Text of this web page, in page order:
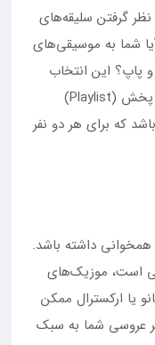
گرفتن سلیقه‌های
شما به موسیقی‌های
پاپ؟ این انتخاب
می‌تواند به شما کمک کند تا یک لیست پخش (Playlist)
که برای هر دو نفر
داشته باشد.
است، موزیک‌های
یا ارکسترال ممکن
عروسی شما به سبک